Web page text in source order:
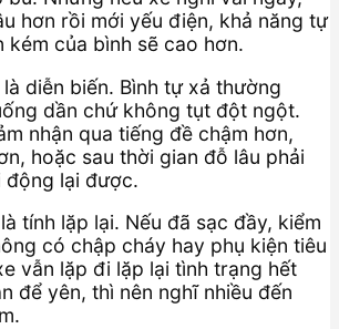
hơn rồi mới yếu điện, khả năng tự
kém của bình sẽ cao hơn.
diễn biến. Bình tự xả thường
dần chứ không tụt đột ngột.
nhận qua tiếng đề chậm hơn,
hoặc sau thời gian đỗ lâu phải
động lại được.
tính lặp lại. Nếu đã sạc đầy, kiểm
có chập cháy hay phụ kiện tiêu
vẫn lặp đi lặp lại tình trạng hết
để yên, thì nên nghĩ nhiều đến